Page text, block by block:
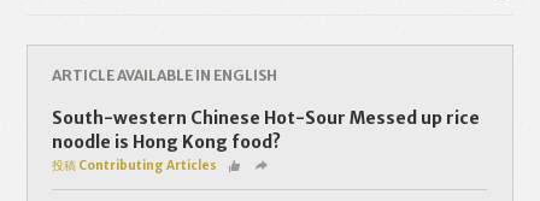
ARTICLE AVAILABLE IN ENGLISH
South-western Chinese Hot-Sour Messed up rice
noodle is Hong Kong food?
投稿 Contributing Articles